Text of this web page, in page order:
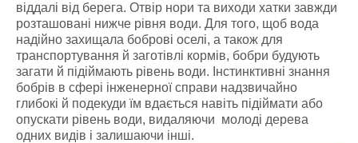
віддалі від берега. Отвір нори та виходи хатки завжди
розташовані нижче рівня води. Для того, щоб вода
надійно захищала боброві оселі, а також для
транспортування й заготівлі кормів, бобри будують
загати й підіймають рівень води. Інстинктивні знання
бобрів в сфері інженерної справи надзвичайно
глибокі й подекуди їм вдається навіть підіймати або
опускати рівень води, видаляючи молоді дерева
одних видів і залишаючи інші.